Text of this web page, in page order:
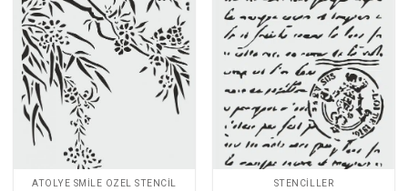
Favorilerime
ATÖLYE SMILE ÖZEL STENCIL
Favorilerime
Ekle
STENCILLER